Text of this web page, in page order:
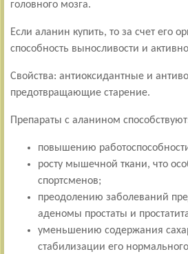
головного мозга.
Если аланин купить, то за счет его
способность выносливости и
Свойства: антиоксидантные и
предотвращающие старение.
Препараты с аланином
повышению
росту мышечной ткани, что
спортсменов;
преодолению заболеваний
аденомы простаты и
уменьшению содержания
стабилизации его